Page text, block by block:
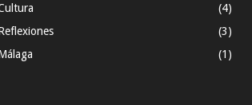
(4)
(3)
(1)